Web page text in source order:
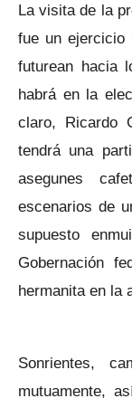
La visita de la
fue un ejercicio
futurean hacia
habrá en la
claro, Ricardo
tendrá una
asegunes
escenarios de
supuesto
Gobernación
hermanita en la
Sonrientes,
mutuamente,